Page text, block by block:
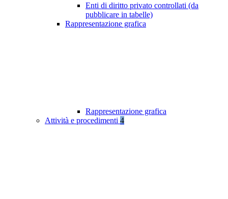
Enti di diritto privato controllati (da
pubblicare in tabelle)
Rappresentazione grafica
Rappresentazione grafica
Attività e procedimenti 4